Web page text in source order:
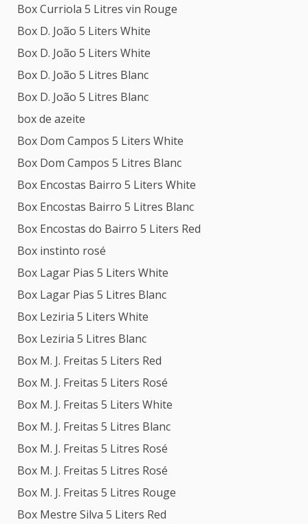
Box Curriola 5 Litres vin Rouge
Box D. João 5 Liters White
Box D. João 5 Liters White
Box D. João 5 Litres Blanc
Box D. João 5 Litres Blanc
box de azeite
Box Dom Campos 5 Liters White
Box Dom Campos 5 Litres Blanc
Box Encostas Bairro 5 Liters White
Box Encostas Bairro 5 Litres Blanc
Box Encostas do Bairro 5 Liters Red
Box instinto rosé
Box Lagar Pias 5 Liters White
Box Lagar Pias 5 Litres Blanc
Box Leziria 5 Liters White
Box Leziria 5 Litres Blanc
Box M. J. Freitas 5 Liters Red
Box M. J. Freitas 5 Liters Rosé
Box M. J. Freitas 5 Liters White
Box M. J. Freitas 5 Litres Blanc
Box M. J. Freitas 5 Litres Rosé
Box M. J. Freitas 5 Litres Rosé
Box M. J. Freitas 5 Litres Rouge
Box Mestre Silva 5 Liters Red